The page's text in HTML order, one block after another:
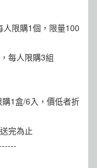
限購1個，限量100
每人限購3組
1盒/6入，價低者折
完為止